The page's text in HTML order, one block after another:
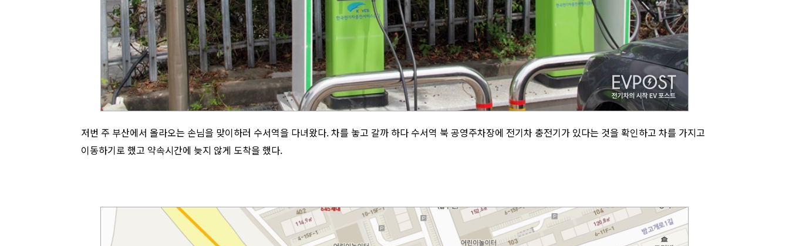
저번 주 부산에서 올라오는 손님을 맞이하러 수서역을 다녀왔다. 차를 놓고 갈까 하다 수서역 북 공영주차장에 전기차 충전기가 있다는 것을 확인하고 차를 가지고
이동하기로 했고 약속시간에 늦지 않게 도착을 했다.